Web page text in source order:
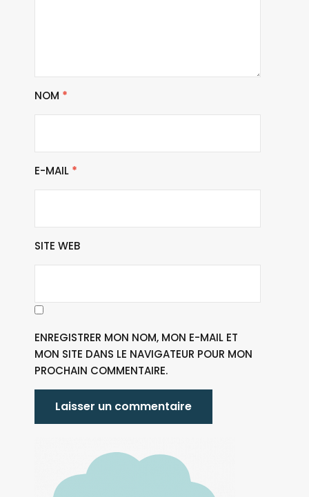
NOM *
E-MAIL *
SITE WEB
ENREGISTRER MON NOM, MON E-MAIL ET
MON SITE DANS LE NAVIGATEUR POUR MON
PROCHAIN COMMENTAIRE.